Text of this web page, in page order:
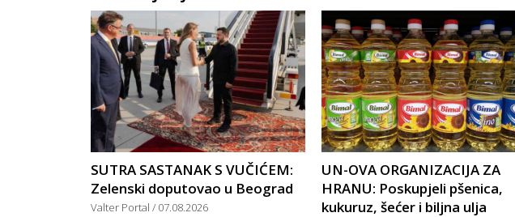
SUTRA SASTANAK S VUČIĆEM:
Zelenski doputovao u Beograd
Valter Portal 07.08.2026
UN-OVA ORGANIZACIJA ZA
HRANU: Poskupjeli pšenica,
kukuruz, šećer i biljna ulja